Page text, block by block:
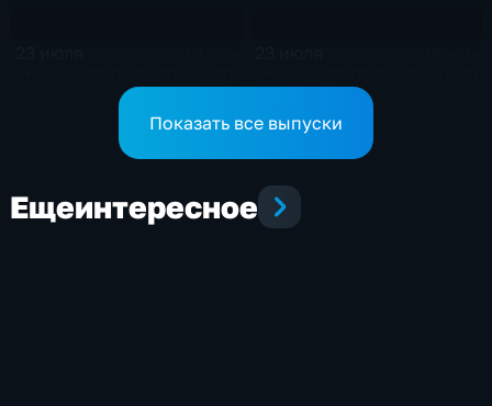
Показать все выпуски
Ещеинтересное